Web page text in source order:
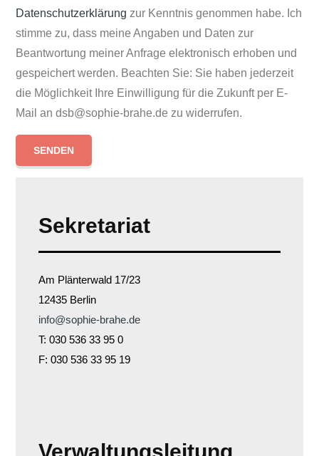
Datenschutzerklärung zur Kenntnis genommen habe. Ich
stimme zu, dass meine Angaben und Daten zur
Beantwortung meiner Anfrage elektronisch erhoben und
gespeichert werden. Beachten Sie: Sie haben jederzeit
die Möglichkeit Ihre Einwilligung für die Zukunft per E-
Mail an dsb@sophie-brahe.de zu widerrufen.
Sekretariat
Am Plänterwald 17/23
12435 Berlin
info@sophie-brahe.de
T: 030 536 33 95 0
F: 030 536 33 95 19
Verwaltungsleitung